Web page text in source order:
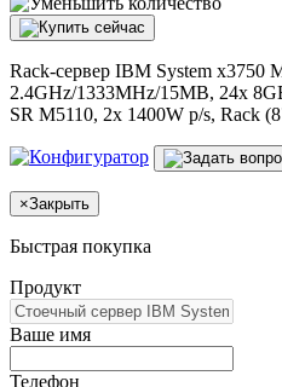
Rack-сервер IBM System x3750
2.4GHz/1333MHz/15MB, 24x
SR M5110, 2x 1400W p/s, Rack
×Закрыть
Быстрая покупка
Продукт
Ваше имя
Телефон